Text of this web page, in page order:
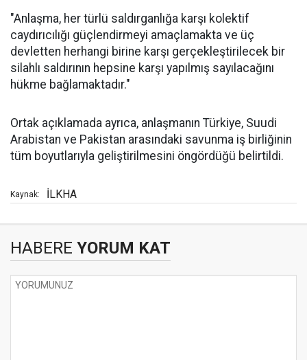
"Anlaşma, her türlü saldırganlığa karşı kolektif
caydırıcılığı güçlendirmeyi amaçlamakta ve üç
devletten herhangi birine karşı gerçekleştirilecek bir
silahlı saldırının hepsine karşı yapılmış sayılacağını
hükme bağlamaktadır."
Ortak açıklamada ayrıca, anlaşmanın Türkiye, Suudi
Arabistan ve Pakistan arasındaki savunma iş birliğinin
tüm boyutlarıyla geliştirilmesini öngördüğü belirtildi.
Kaynak: İLKHA
HABERE YORUM KAT